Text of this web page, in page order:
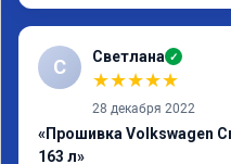
С Светлана ✓
★★★★★
28 декабря 2022
«Прошивка Volkswagen
163 л»